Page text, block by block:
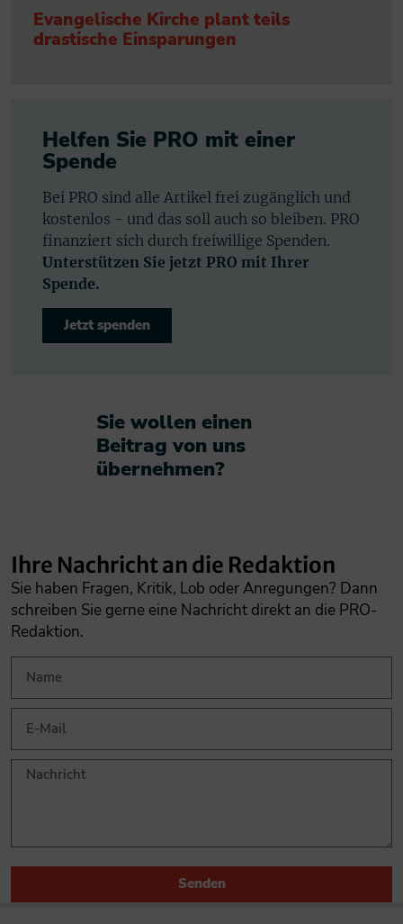
Evangelische Kirche plant teils
drastische Einsparungen
Helfen Sie PRO mit einer
Spende
Bei PRO sind alle Artikel frei zugänglich und
kostenlos - und das soll auch so bleiben. PRO
finanziert sich durch freiwillige Spenden.
Unterstützen Sie jetzt PRO mit Ihrer
Spende.
Jetzt spenden
Sie wollen einen
Beitrag von uns
übernehmen?​
Ihre Nachricht an die Redaktion
Sie haben Fragen, Kritik, Lob oder Anregungen? Dann
schreiben Sie gerne eine Nachricht direkt an die PRO-
Redaktion.
Senden